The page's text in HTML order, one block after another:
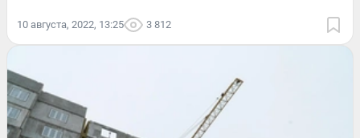
10 августа, 2022, 13:25 3 812